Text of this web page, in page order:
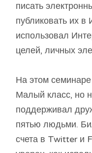
писать
публиковать их в
использовал
целей, личных
На этом
Малый класс, но
поддерживал
пятью людьми.
счета в Twitter и